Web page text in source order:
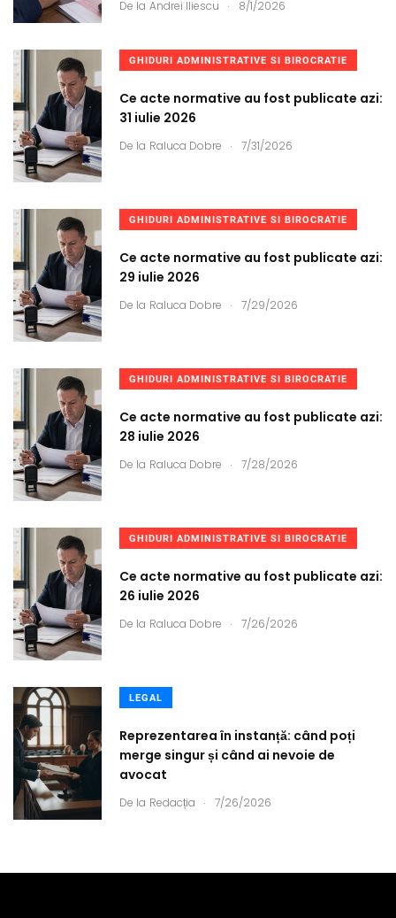
De la Andrei Iliescu 8/1/2026
GHIDURI ADMINISTRATIVE SI BIROCRATIE
Ce acte normative au fost publicate azi:
31 iulie 2026
De la Raluca Dobre . 7/31/2026
GHIDURI ADMINISTRATIVE SI BIROCRATIE
Ce acte normative au fost publicate azi:
29 iulie 2026
De la Raluca Dobre . 7/29/2026
GHIDURI ADMINISTRATIVE SI BIROCRATIE
Ce acte normative au fost publicate azi:
28 iulie 2026
De la Raluca Dobre . 7/28/2026
GHIDURI ADMINISTRATIVE SI BIROCRATIE
Ce acte normative au fost publicate azi:
26 iulie 2026
De la Raluca Dobre . 7/26/2026
LEGAL
Reprezentarea în instanță: când poți
merge singur și când ai nevoie de
avocat
De la Redacția . 7/26/2026